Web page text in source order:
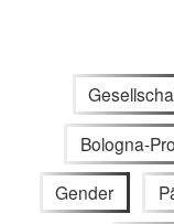
Bologna-
Gender